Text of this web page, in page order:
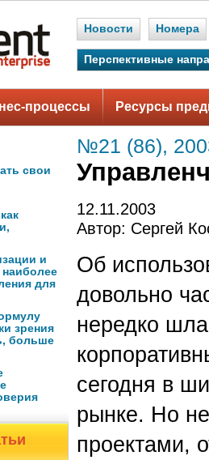
Новости Номера
Перспективные
процессы Ресурсы
свои
и
для
зрения
больше
№21 (86),
12.11.2003
Автор: Сергей
Об
довольно
нередко
сегодня в
рынке. Но
проектами,